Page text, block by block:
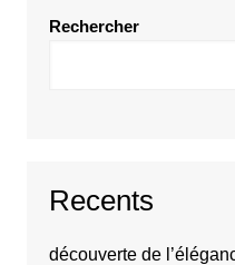
Rechercher
Recents
découverte de